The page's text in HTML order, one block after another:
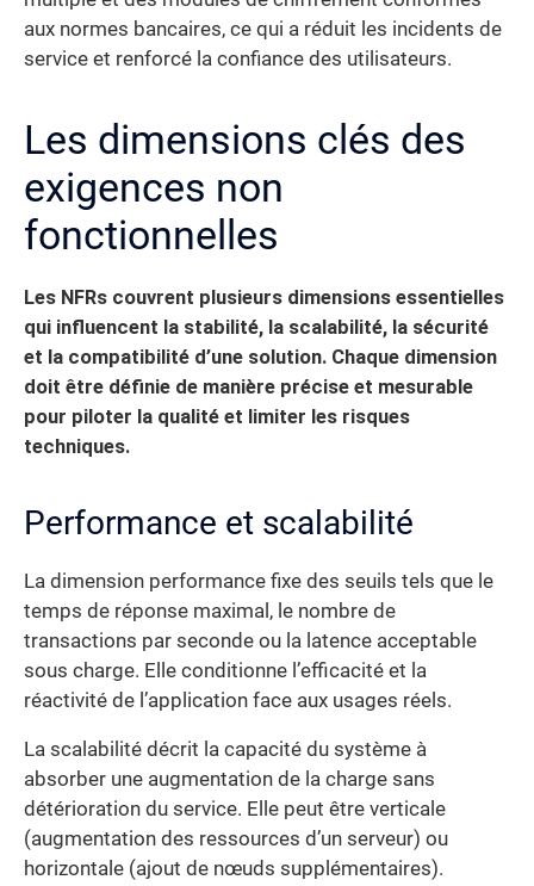
aux normes bancaires, ce qui a réduit les incidents de
service et renforcé la confiance des utilisateurs.
Les dimensions clés des
exigences non
fonctionnelles
Les NFRs couvrent plusieurs dimensions essentielles
qui influencent la stabilité, la scalabilité, la sécurité
et la compatibilité d’une solution. Chaque dimension
doit être définie de manière précise et mesurable
pour piloter la qualité et limiter les risques
techniques.
Performance et scalabilité
La dimension performance fixe des seuils tels que le
temps de réponse maximal, le nombre de
transactions par seconde ou la latence acceptable
sous charge. Elle conditionne l’efficacité et la
réactivité de l’application face aux usages réels.
La scalabilité décrit la capacité du système à
absorber une augmentation de la charge sans
détérioration du service. Elle peut être verticale
(augmentation des ressources d’un serveur) ou
horizontale (ajout de nœuds supplémentaires).